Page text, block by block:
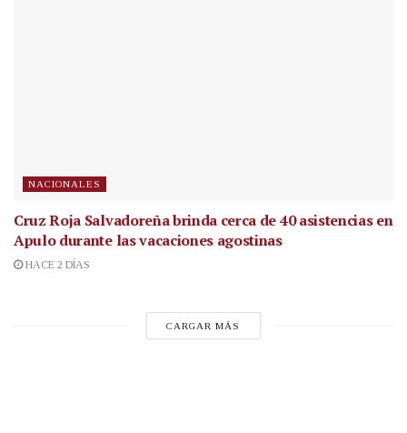
NACIONALES
Cruz Roja Salvadoreña brinda cerca de 40 asistencias en
Apulo durante las vacaciones agostinas
HACE 2 DÍAS
CARGAR MÁS